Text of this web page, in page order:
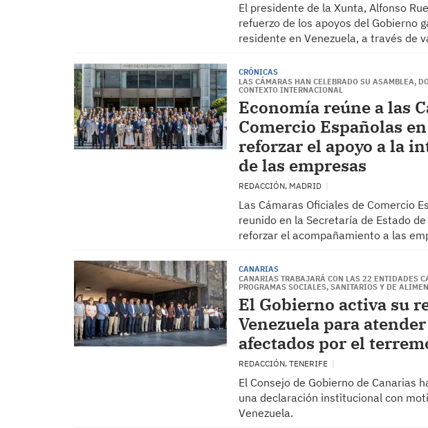
El presidente de la Xunta, Alfonso
refuerzo de los apoyos del Gobierno
residente en Venezuela, a través de
CRÓNICAS
LAS CÁMARAS HAN CELEBRADO SU ASAMBLEA,
CONTEXTO INTERNACIONAL
Economía reúne a las
Comercio Españolas
reforzar el apoyo a la
de las empresas
REDACCIÓN, MADRID
Las Cámaras Oficiales de Comercio
reunido en la Secretaría de Estado
reforzar el acompañamiento a las
CANARIAS
CANARIAS TRABAJARÁ CON LAS 22 ENTIDADES
PROGRAMAS SOCIALES, SANITARIOS Y DE
El Gobierno activa su
Venezuela para
afectados por el
REDACCIÓN, TENERIFE
El Consejo de Gobierno de Canarias
una declaración institucional con
Venezuela.